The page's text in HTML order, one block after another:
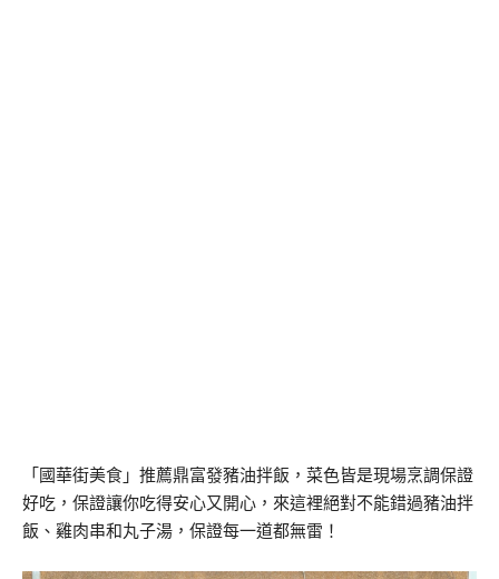
「國華街美食」推薦鼎富發豬油拌飯，菜色皆是現場烹調保證
好吃，保證讓你吃得安心又開心，來這裡絕對不能錯過豬油拌
飯、雞肉串和丸子湯，保證每一道都無雷！